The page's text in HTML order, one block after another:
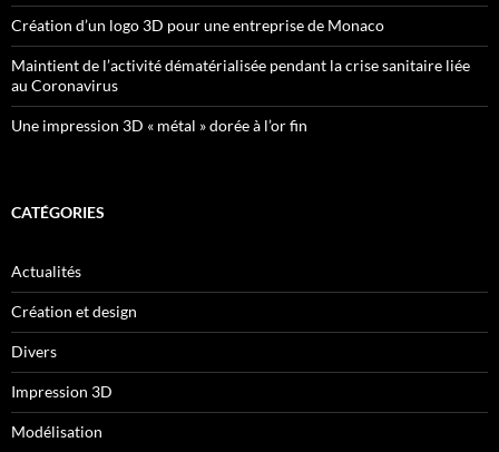
Création d’un logo 3D pour une entreprise de Monaco
Maintient de l’activité dématérialisée pendant la crise sanitaire liée
au Coronavirus
Une impression 3D « métal » dorée à l’or fin
CATÉGORIES
Actualités
Création et design
Divers
Impression 3D
Modélisation